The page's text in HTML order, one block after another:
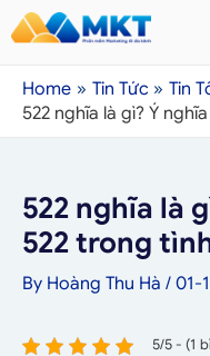
Home Tin Tức
Tin
522 nghĩa là gì? Ý
522 nghĩa là
522 trong
By Hoàng Thu Hà / 01-
5/5 - (1